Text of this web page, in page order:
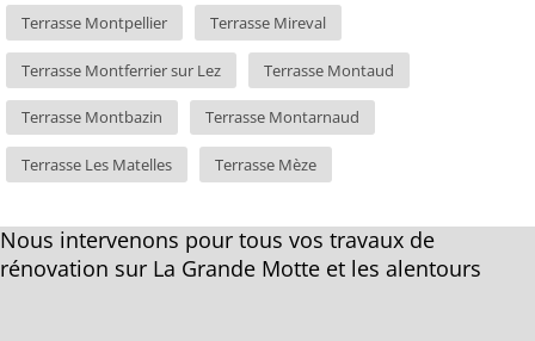
Terrasse Montpellier Terrasse Mireval
Terrasse Montferrier sur Lez Terrasse Montaud
Terrasse Montbazin Terrasse Montarnaud
Terrasse Les Matelles Terrasse Mèze
Nous intervenons pour tous vos travaux de
rénovation sur La Grande Motte et les alentours